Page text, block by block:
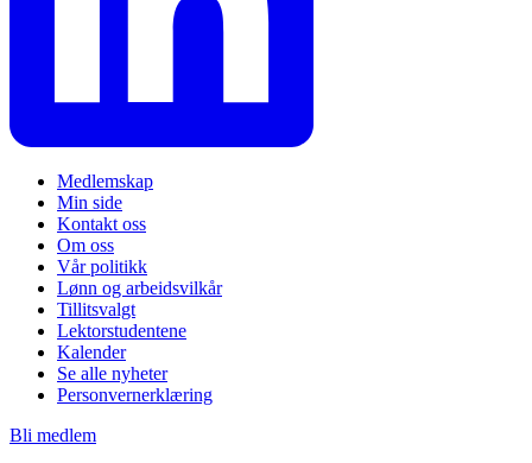
Medlemskap
Min side
Kontakt oss
Om oss
Vår politikk
Lønn og arbeidsvilkår
Tillitsvalgt
Lektorstudentene
Kalender
Se alle nyheter
Personvernerklæring
Bli medlem